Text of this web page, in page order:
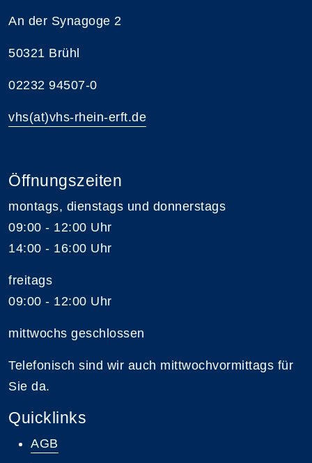
An der Synagoge 2
50321 Brühl
02232 94507-0
vhs(at)vhs-rhein-erft.de
Öffnungszeiten
montags, dienstags und donnerstags
09:00 - 12:00 Uhr
14:00 - 16:00 Uhr
freitags
09:00 - 12:00 Uhr
mittwochs geschlossen
Telefonisch sind wir auch mittwochvormittags für
Sie da.
Quicklinks
AGB